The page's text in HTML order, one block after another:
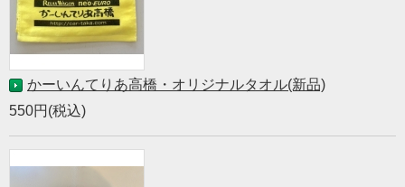
かーいんてりあ高橋・オリジナルタオル(新品)
550円(税込)